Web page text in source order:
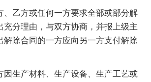
、乙方或任何一方要求全部或部分解
充分理由，与双方协商，并报上级主
解除合同的一方应向另一方支付解除
因生产材料、生产设备、生产工艺或